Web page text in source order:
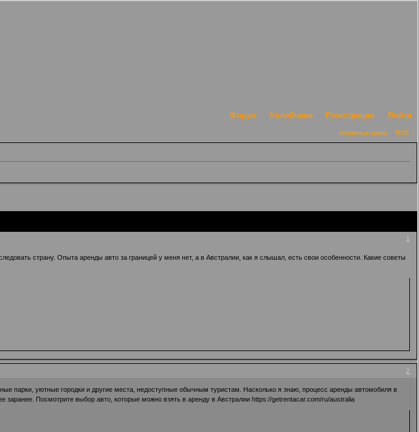
Форум Колобчане Регистрация Войти
Активные темы RSS
1
страну. Опыта аренды авто за границей у меня нет, а в Австралии, как я слышал, есть свои особенности. Какие советы
2
парки, уютные городки и другие места, недоступные обычным туристам. Насколько я знаю, процесс аренды автомобиля в
Посмотрите выбор авто, которые можно взять в аренду в Австралии https://getrentacar.com/ru/australia